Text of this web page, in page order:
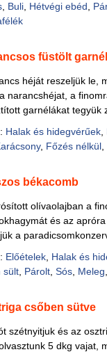
, Buli, Hétvégi ebéd
füstölt
héját reszeljük le,
narancshéjat, a
garnélákat tegyük
: Halak és hidegvérűek,
, Főzés nélkül,
békacomb
olívaolajban a
és az
a
: Előételek, Halak és
sült, Párolt, Sós, Meleg
csőben sütve
szétnyitjuk és az
5 dkg vajat,